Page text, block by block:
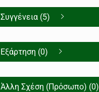
Συγγένεια (5)
Εξάρτηση (0)
Άλλη Σχέση (Πρόσωπο) (0)